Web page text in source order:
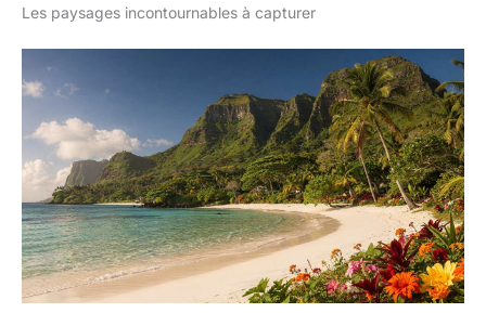
Les paysages incontournables à capturer